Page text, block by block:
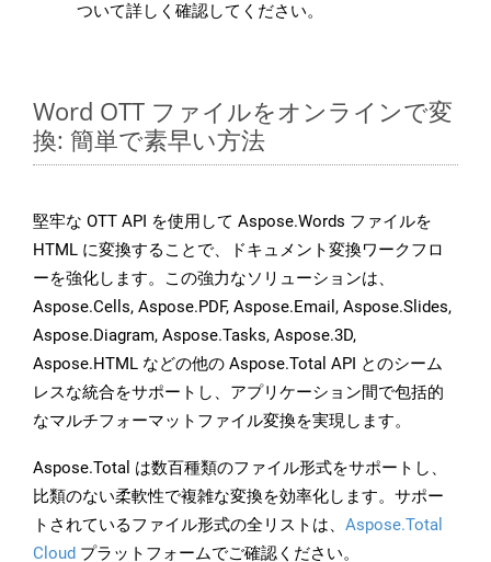
ついて詳しく確認してください。
Word OTT ファイルをオンラインで変
換: 簡単で素早い方法
堅牢な OTT API を使用して Aspose.Words ファイルを
HTML に変換することで、ドキュメント変換ワークフロ
ーを強化します。この強力なソリューションは、
Aspose.Cells, Aspose.PDF, Aspose.Email, Aspose.Slides,
Aspose.Diagram, Aspose.Tasks, Aspose.3D,
Aspose.HTML などの他の Aspose.Total API とのシーム
レスな統合をサポートし、アプリケーション間で包括的
なマルチフォーマットファイル変換を実現します。
Aspose.Total は数百種類のファイル形式をサポートし、
比類のない柔軟性で複雑な変換を効率化します。サポー
トされているファイル形式の全リストは、 Aspose.Total
Cloud プラットフォームでご確認ください。